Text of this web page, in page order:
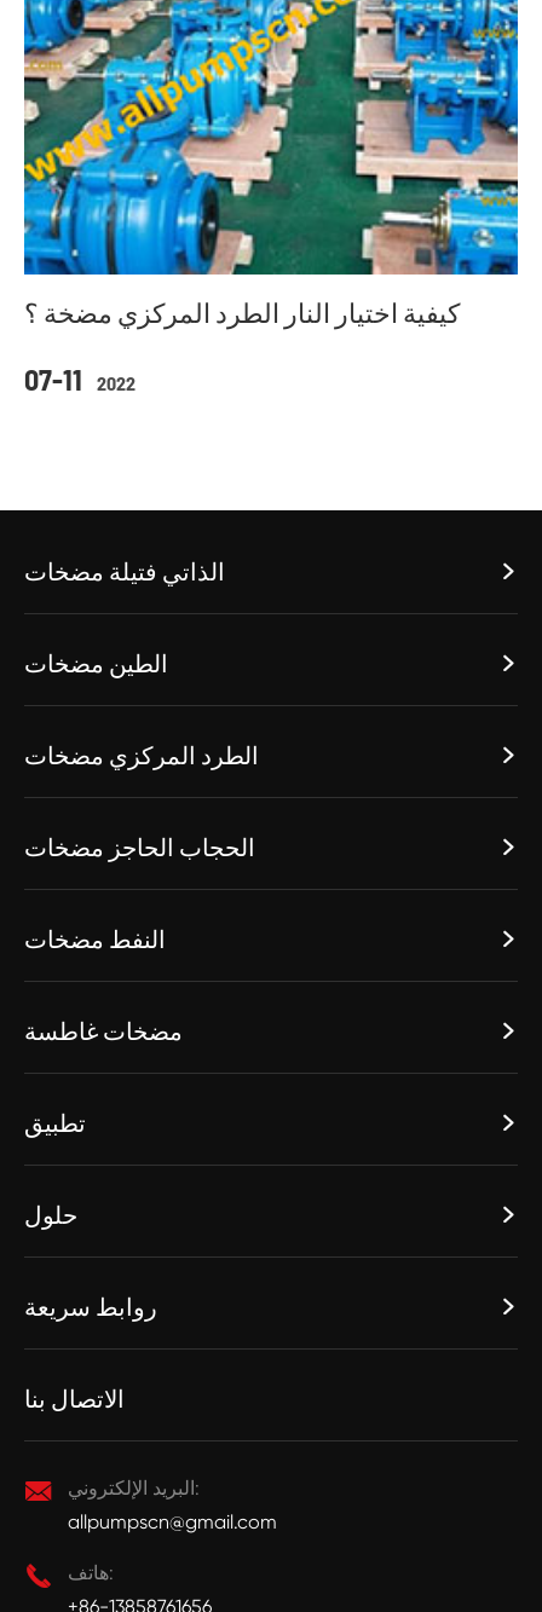
07-11 2022
كيفية اختيار النار الطرد المركزي مضخة ؟
الذاتي فتيلة مضخات 
الطين مضخات 
الطرد المركزي مضخات 
الحجاب الحاجز مضخات 
النفط مضخات 
مضخات غاطسة 
تطبيق 
حلول 
روابط سريعة 
الاتصال بنا

البريد الإلكتروني:
allpumpscn@gmail.com

هاتف:
+86-13858761656